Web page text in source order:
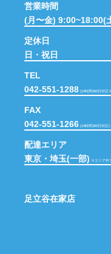
営業時間
(月〜金) 9:00~18:00(
定休日
日・祝日
TEL
042-551-1288 (24時間365日対応
FAX
042-551-1266 (24時間365日対応)
配達エリア
東京・埼玉(一部)
※エリア外
足立谷在家店